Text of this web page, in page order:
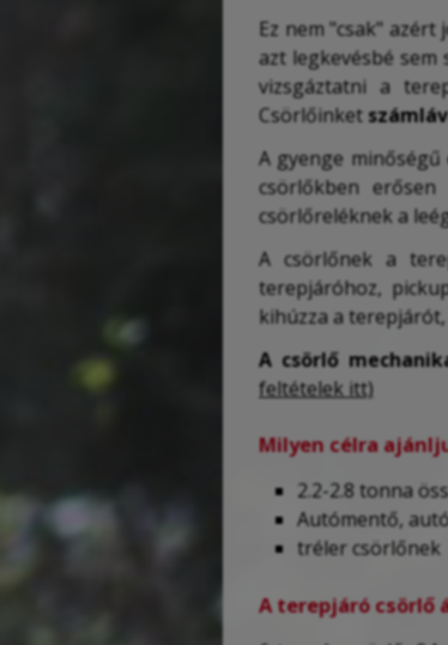
Ez nem "csak"
azt legkevésbé
vizsgáztatni a
Csörlőinket
A gyenge
csörlőkben
csörlőreléknek a
A csörlőnek a
terepjáróhoz,
kihúzza a
A csörlő
feltételek itt)
Milyen célra
2.2-2.8 tonna
Autómentő,
tréler csörlőnek
A terepjáró csörlő